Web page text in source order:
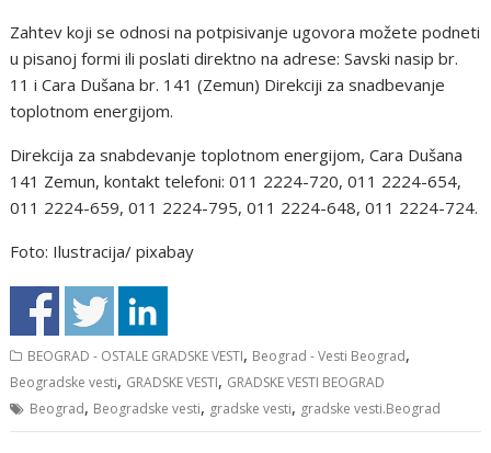
Zahtev koji se odnosi na potpisivanje ugovora možete podneti
u pisanoj formi ili poslati direktno na adrese: Savski nasip br.
11 i Cara Dušana br. 141 (Zemun) Direkciji za snadbevanje
toplotnom energijom.
Direkcija za snabdevanje toplotnom energijom, Cara Dušana
141 Zemun, kontakt telefoni: 011 2224-720, 011 2224-654,
011 2224-659, 011 2224-795, 011 2224-648, 011 2224-724.
Foto: Ilustracija/ pixabay
BEOGRAD - OSTALE GRADSKE VESTI, Beograd - Vesti Beograd,
Beogradske vesti, GRADSKE VESTI, GRADSKE VESTI BEOGRAD
Beograd, Beogradske vesti, gradske vesti, gradske vesti.Beograd